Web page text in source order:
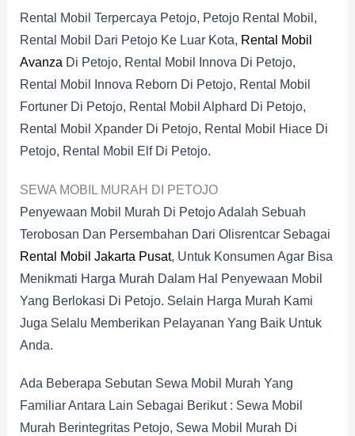
Rental Mobil Terpercaya Petojo, Petojo Rental Mobil,
Rental Mobil Dari Petojo Ke Luar Kota, Rental Mobil
Avanza Di Petojo, Rental Mobil Innova Di Petojo,
Rental Mobil Innova Reborn Di Petojo, Rental Mobil
Fortuner Di Petojo, Rental Mobil Alphard Di Petojo,
Rental Mobil Xpander Di Petojo, Rental Mobil Hiace Di
Petojo, Rental Mobil Elf Di Petojo.
SEWA MOBIL MURAH DI PETOJO
Penyewaan Mobil Murah Di Petojo Adalah Sebuah
Terobosan Dan Persembahan Dari Olisrentcar Sebagai
Rental Mobil Jakarta Pusat, Untuk Konsumen Agar Bisa
Menikmati Harga Murah Dalam Hal Penyewaan Mobil
Yang Berlokasi Di Petojo. Selain Harga Murah Kami
Juga Selalu Memberikan Pelayanan Yang Baik Untuk
Anda.
Ada Beberapa Sebutan Sewa Mobil Murah Yang
Familiar Antara Lain Sebagai Berikut : Sewa Mobil
Murah Berintegritas Petojo, Sewa Mobil Murah Di